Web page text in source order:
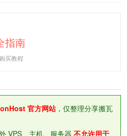
指南
买教程
官方网站，仅整理分享搬瓦
VPS、主机、服务器 不允许用于